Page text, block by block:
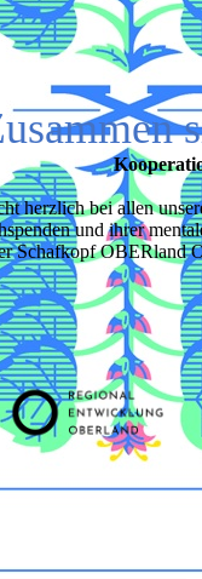
herzlich bei allen
und ihrer
Schafkopf OBERland